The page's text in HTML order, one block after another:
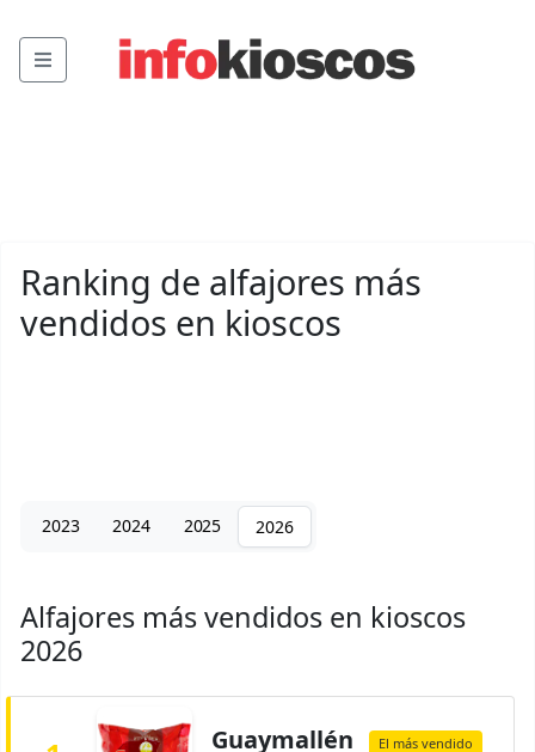
Menu
Ranking de alfajores más
vendidos en kioscos
2023 2024 2025 2026
Alfajores más vendidos en kioscos
2026
Guaymallén El más vendido